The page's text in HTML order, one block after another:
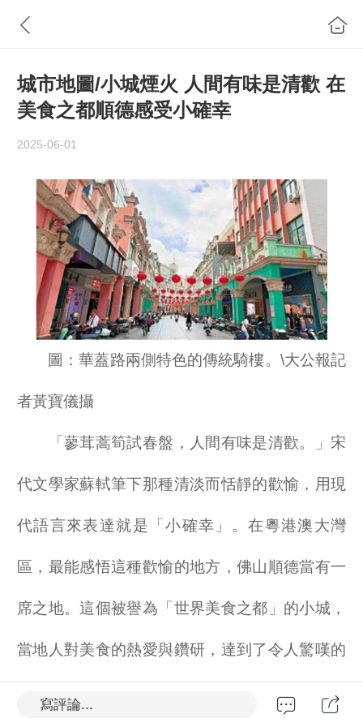
城市地圖/小城煙火 人間有味是清歡 在
美食之都順德感受小確幸
2025-06-01
圖：華蓋路兩側特色的傳統騎樓。\大公報記
者黃寶儀攝
「蓼茸蒿筍試春盤，人間有味是清歡。」宋
代文學家蘇軾筆下那種清淡而恬靜的歡愉，用現
代語言來表達就是「小確幸」。在粵港澳大灣
區，最能感悟這種歡愉的地方，佛山順德當有一
席之地。這個被譽為「世界美食之都」的小城，
當地人對美食的熱愛與鑽研，達到了令人驚嘆的
寫評論...